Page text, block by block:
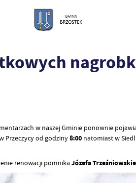
w naszej Gminie ponownie
Przeczycy od godziny8:00 natomiast w
renowacji pomnika Józefa